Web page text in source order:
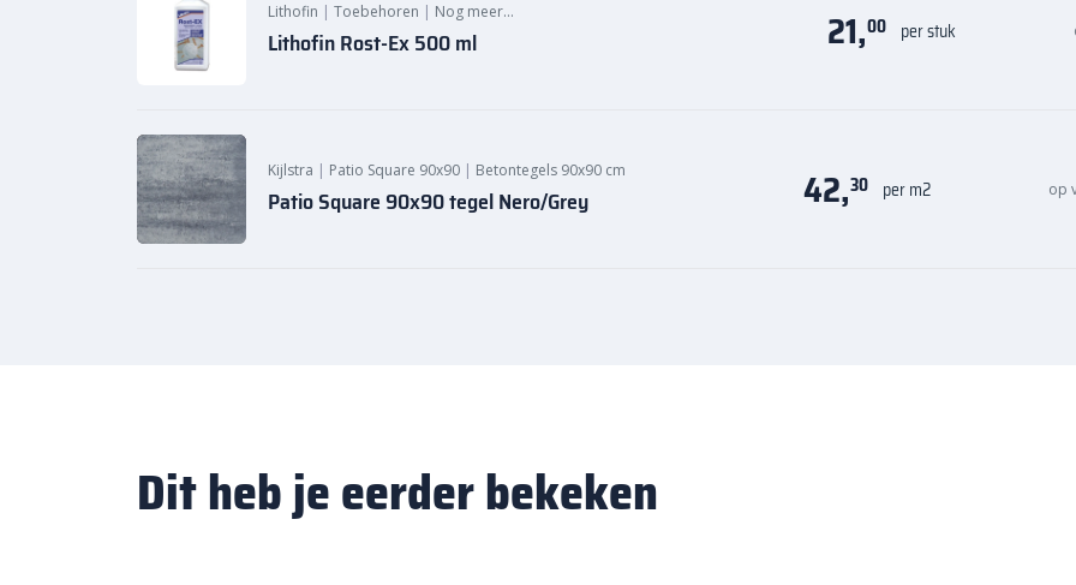
Lithofin | Toebehoren | Nog meer…
Lithofin Rost-Ex 500 ml 21,00 per stuk
Kijlstra | Patio Square 90x90 | Betontegels 90x90 cm
Patio Square 90x90 tegel Nero/Grey 42,30 per m2 op
Dit heb je eerder bekeken